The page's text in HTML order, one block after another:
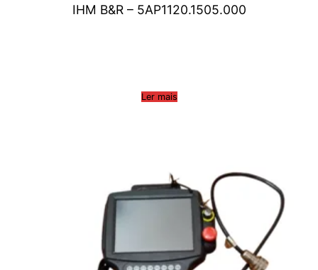
IHM B&R – 5AP1120.1505.000
Ler mais